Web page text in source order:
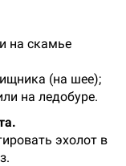
на скамье
(на шее);
на ледобуре.
эхолот в